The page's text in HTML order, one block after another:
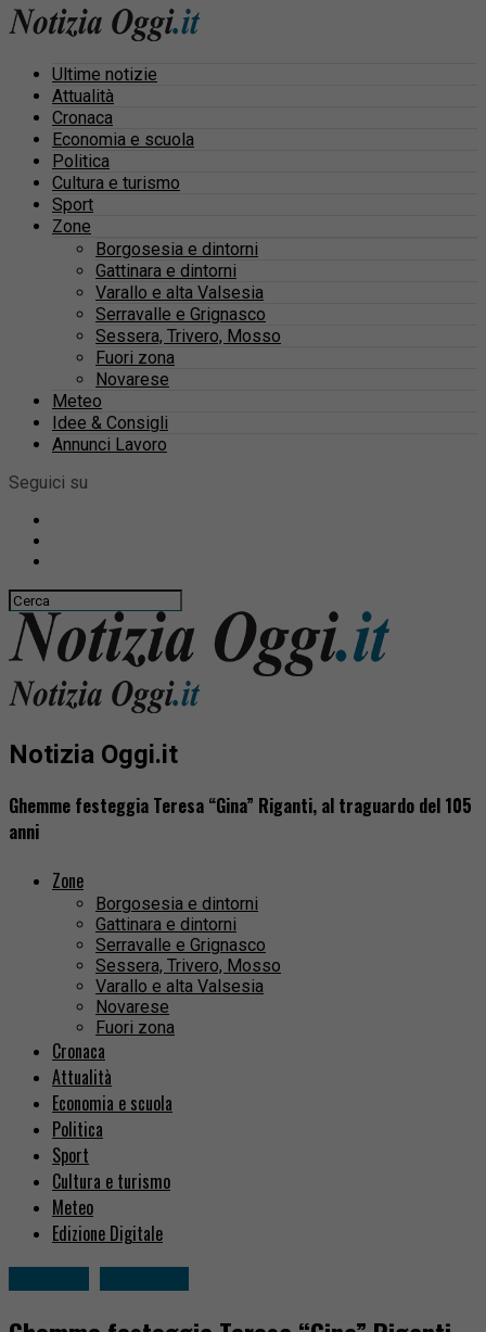
Ultime notizie
Attualità
Cronaca
Economia e scuola
Politica
Cultura e turismo
Sport
Zone
Borgosesia e dintorni
Gattinara e dintorni
Varallo e alta Valsesia
Serravalle e Grignasco
Sessera, Trivero, Mosso
Fuori zona
Novarese
Meteo
Idee & Consigli
Annunci Lavoro
Seguici su
Notizia Oggi.it
Ghemme festeggia Teresa “Gina” Riganti, al traguardo del 105
anni
Zone
Borgosesia e dintorni
Gattinara e dintorni
Serravalle e Grignasco
Sessera, Trivero, Mosso
Varallo e alta Valsesia
Novarese
Fuori zona
Cronaca
Attualità
Economia e scuola
Politica
Sport
Cultura e turismo
Meteo
Edizione Digitale